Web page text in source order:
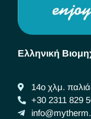
Ελληνική
14ο χλμ.
+30 2311 829